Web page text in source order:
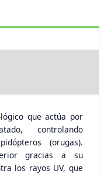
que actúa por
controlando
(orugas).
gracias a su
los rayos UV, que